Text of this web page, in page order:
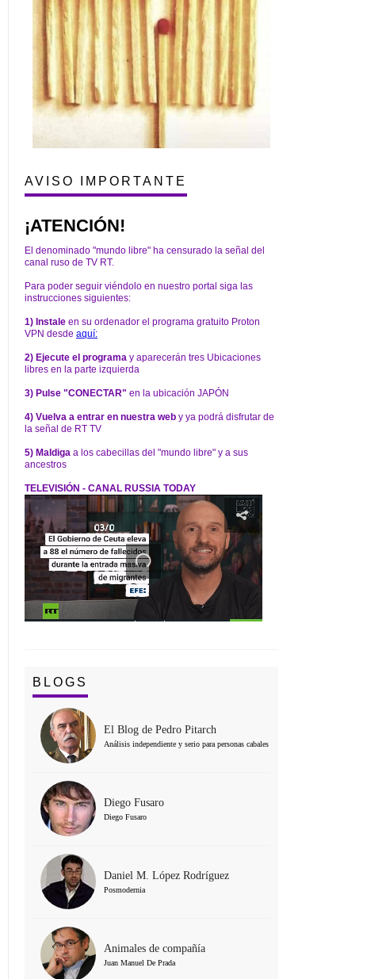
AVISO IMPORTANTE
¡ATENCIÓN!
El denominado "mundo libre" ha censurado la señal del
canal ruso de TV RT.
Para poder seguir viéndolo en nuestro portal siga las
instrucciones siguientes:
1) Instale en su ordenador el programa gratuito Proton
VPN desde aquí:
2) Ejecute el programa y aparecerán tres Ubicaciones
libres en la parte izquierda
3) Pulse "CONECTAR" en la ubicación JAPÓN
4) Vuelva a entrar en nuestra web y ya podrá disfrutar de
la señal de RT TV
5) Maldiga a los cabecillas del "mundo libre" y a sus
ancestros
TELEVISIÓN - CANAL RUSSIA TODAY
BLOGS
El Blog de Pedro Pitarch
Análisis independiente y serio para personas cabales
Diego Fusaro
Diego Fusaro
Daniel M. López Rodríguez
Posmodernia
Animales de compañía
Juan Manuel De Prada